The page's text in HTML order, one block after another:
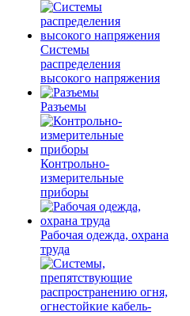
Системы
распределения
высокого напряжения
Разъемы
Контрольно-
измерительные
приборы
Рабочая одежда, охрана
труда